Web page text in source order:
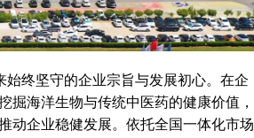
始终坚守的企业宗旨与发展初心。在企
掘海洋生物与传统中医药的健康价值，
动企业稳健发展。依托全国一体化市场